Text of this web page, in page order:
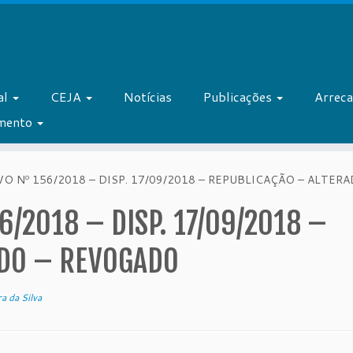
CEJA Notícias Publicações
Nº 156/2018 – DISP. 17/09/2018 – REPUBLICAÇÃO –
2018 – DISP. 17/09/2018 –
– REVOGADO
da Silva